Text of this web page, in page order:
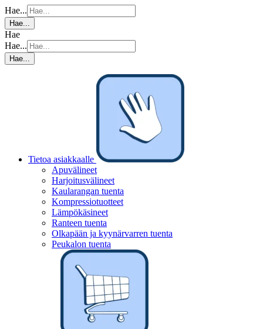
Hae...
Hae...
Hae
Hae...
Hae...
Tietoa asiakkaalle
Apuvälineet
Harjoitusvälineet
Kaularangan tuenta
Kompressiotuotteet
Lämpökäsineet
Ranteen tuenta
Olkapään ja kyynärvarren tuenta
Peukalon tuenta